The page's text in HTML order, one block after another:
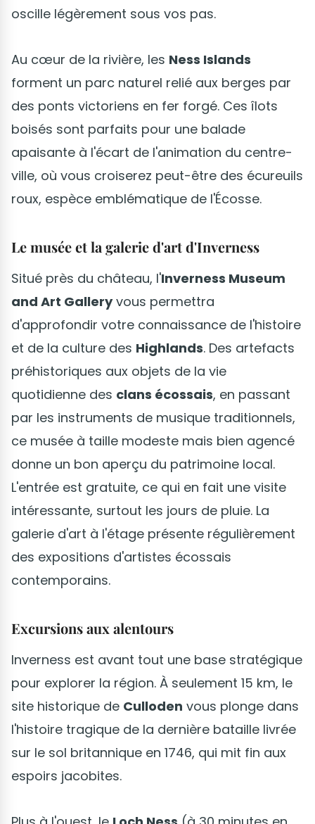
oscille légèrement sous vos pas.
Au cœur de la rivière, les Ness Islands
forment un parc naturel relié aux berges par
des ponts victoriens en fer forgé. Ces îlots
boisés sont parfaits pour une balade
apaisante à l'écart de l'animation du centre-
ville, où vous croiserez peut-être des écureuils
roux, espèce emblématique de l'Écosse.
Le musée et la galerie d'art d'Inverness
Situé près du château, l'Inverness Museum
and Art Galleryvous permettra
d'approfondir votre connaissance de l'histoire
et de la culture des Highlands. Des artefacts
préhistoriques aux objets de la vie
quotidienne des clans écossais, en passant
par les instruments de musique traditionnels,
ce musée à taille modeste mais bien agencé
donne un bon aperçu du patrimoine local.
L'entrée est gratuite, ce qui en fait une visite
intéressante, surtout les jours de pluie. La
galerie d'art à l'étage présente régulièrement
des expositions d'artistes écossais
contemporains.
Excursions aux alentours
Inverness est avant tout une base stratégique
pour explorer la région. À seulement 15 km, le
site historique de Culloden vous plonge dans
l'histoire tragique de la dernière bataille livrée
sur le sol britannique en 1746, qui mit fin aux
espoirs jacobites.